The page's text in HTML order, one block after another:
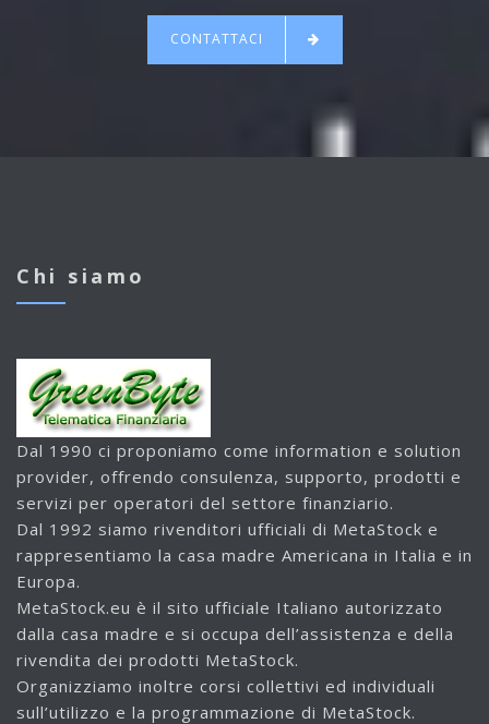
CONTATTACI
Chi siamo
Dal 1990 ci proponiamo come information e solution
provider, offrendo consulenza, supporto, prodotti e
servizi per operatori del settore finanziario.
Dal 1992 siamo rivenditori ufficiali di MetaStock e
rappresentiamo la casa madre Americana in Italia e in
Europa.
MetaStock.eu è il sito ufficiale Italiano autorizzato
dalla casa madre e si occupa dell’assistenza e della
rivendita dei prodotti MetaStock.
Organizziamo inoltre corsi collettivi ed individuali
sull’utilizzo e la programmazione di MetaStock.